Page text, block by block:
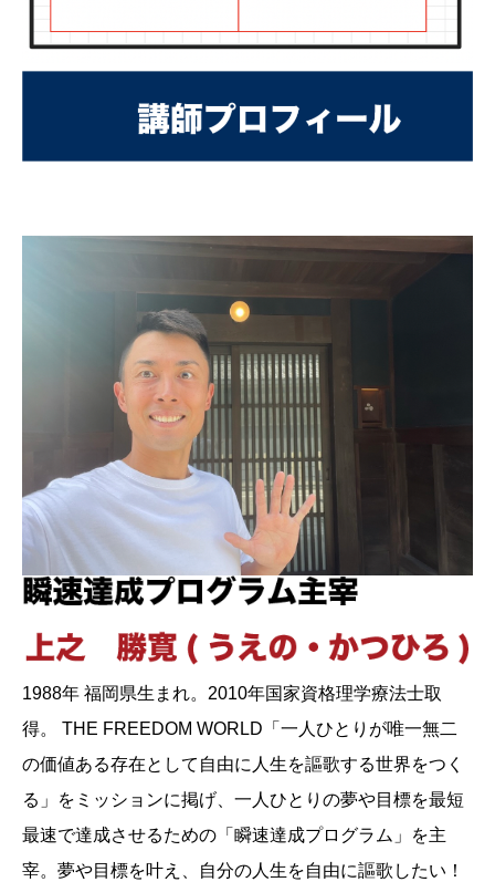
1988年 福岡県生まれ。2010年国家資格理学療法士取
得。 THE FREEDOM WORLD「一人ひとりが唯一無二
の価値ある存在として自由に人生を謳歌する世界をつく
る」をミッションに掲げ、一人ひとりの夢や目標を最短
最速で達成させるための「瞬速達成プログラム」を主
宰。夢や目標を叶え、自分の人生を自由に謳歌したい！